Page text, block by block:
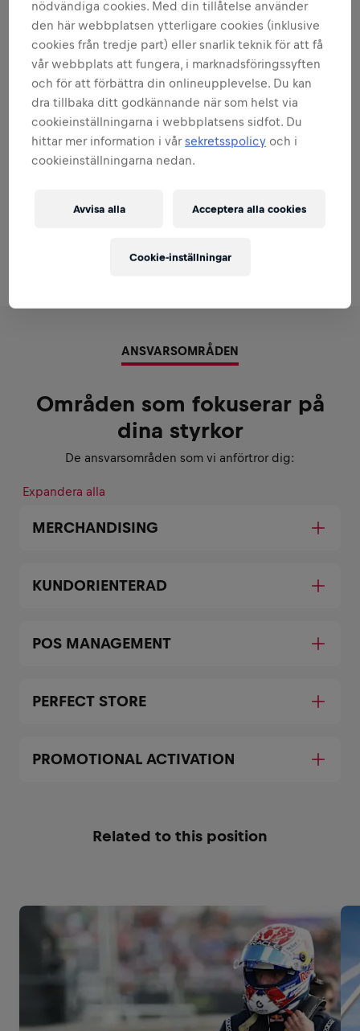
du vill nå och vilken insats du är beredd att lägga in för
att nå dit. Vi kommer att ge dig förutsättningarna och
stödet i din personliga och yrkesmässiga utveckling och
har du rätt inställning kommer vi ge dig verktygen för
att ta dig an stora utvecklingsmöjligheter och flera
spännande arbetsuppgifter.
Du kommer i denna roll att utgå hemifrån och ser gärna
kommer även innefatta ett antal övernattningar i
ANSVARSOMRÅDEN
Områden som fokuserar på
dina styrkor
De ansvarsområden som vi anförtror dig:
Expandera alla
MERCHANDISING
KUNDORIENTERAD
POS MANAGEMENT
PERFECT STORE
PROMOTIONAL ACTIVATION
Related to this position
nödvändiga cookies. Med din tillåtelse använder
den här webbplatsen ytterligare cookies (inklusive
cookies från tredje part) eller snarlik teknik för att få
vår webbplats att fungera, i marknadsföringssyften
och för att förbättra din onlineupplevelse. Du kan
dra tillbaka ditt godkännande när som helst via
cookieinställningarna i webbplatsens sidfot. Du
hittar mer information i vårsekretsspolicy och i
cookieinställningarna nedan.
Avvisa alla Acceptera alla cookies
Cookie-inställningar